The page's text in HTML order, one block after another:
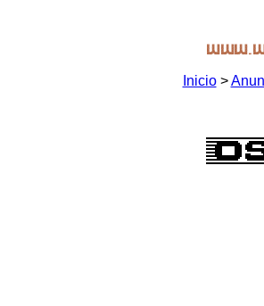
Inicio>